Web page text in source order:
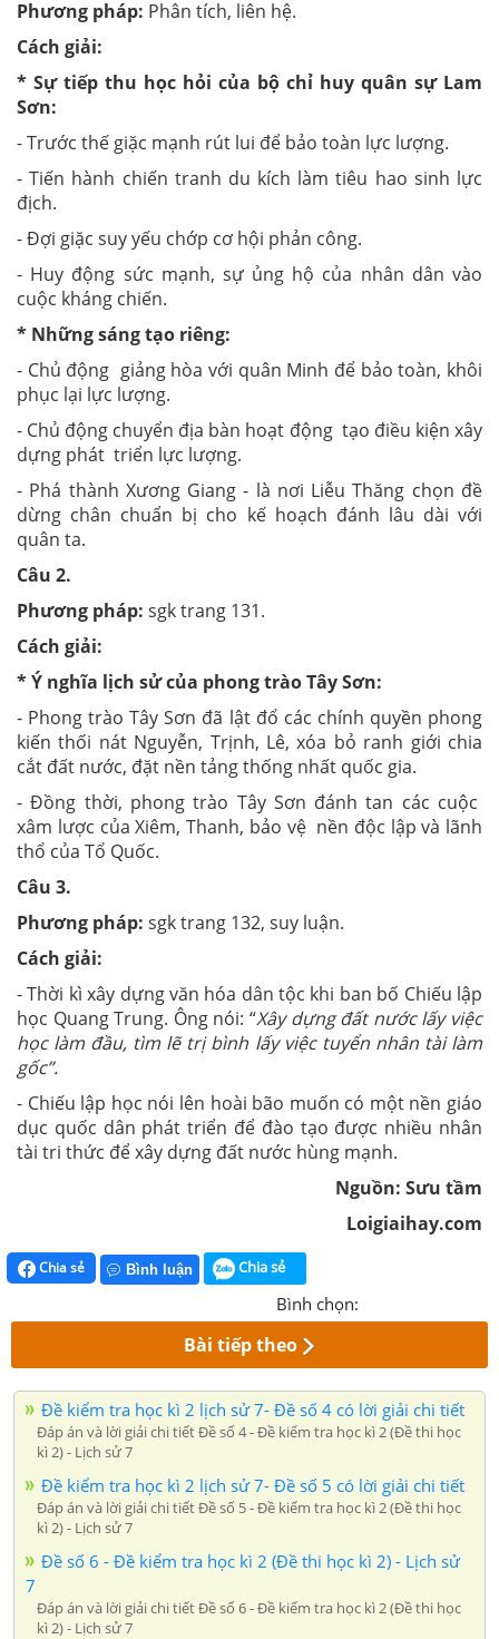
Phương pháp: Phân tích, liên hệ.
Cách giải:
* Sự tiếp thu học hỏi của bộ chỉ huy quân sự Lam
Sơn:
- Trước thế giặc mạnh rút lui để bảo toàn lực lượng.
- Tiến hành chiến tranh du kích làm tiêu hao sinh lực
địch.
- Đợi giặc suy yếu chớp cơ hội phản công.
- Huy động sức mạnh, sự ủng hộ của nhân dân vào
cuộc kháng chiến.
* Những sáng tạo riêng:
- Chủ động giảng hòa với quân Minh để bảo toàn, khôi
phục lại lực lượng.
- Chủ động chuyển địa bàn hoạt động tạo điều kiện xây
dựng phát triển lực lượng.
- Phá thành Xương Giang - là nơi Liễu Thăng chọn đề
dừng chân chuẩn bị cho kế hoạch đánh lâu dài với
quân ta.
Câu 2.
Phương pháp: sgk trang 131.
Cách giải:
* Ý nghĩa lịch sử của phong trào Tây Sơn:
- Phong trào Tây Sơn đã lật đổ các chính quyền phong
kiến thối nát Nguyễn, Trịnh, Lê, xóa bỏ ranh giới chia
cắt đất nước, đặt nền tảng thống nhất quốc gia.
- Đồng thời, phong trào Tây Sơn đánh tan các cuộc
xâm lược của Xiêm, Thanh, bảo vệ nền độc lập và lãnh
thổ của Tổ Quốc.
Câu 3.
Phương pháp: sgk trang 132, suy luận.
Cách giải:
- Thời kì xây dựng văn hóa dân tộc khi ban bố Chiếu lập
học Quang Trung. Ông nói: “Xây dựng đất nước lấy việc
học làm đầu, tìm lẽ trị bình lấy việc tuyển nhân tài làm
gốc”.
- Chiếu lập học nói lên hoài bão muốn có một nền giáo
dục quốc dân phát triển để đào tạo được nhiều nhân
tài tri thức để xây dựng đất nước hùng mạnh.
Nguồn: Sưu tầm
Loigiaihay.com
Chia sẻ Bình luận Chia sẻ
Bình chọn:
Bài tiếp theo
Đề kiểm tra học kì 2 lịch sử 7- Đề số 4 có lời giải chi tiết
Đáp án và lời giải chi tiết Đề số 4 - Đề kiểm tra học kì 2 (Đề thi học
kì 2) - Lịch sử 7
Đề kiểm tra học kì 2 lịch sử 7- Đề số 5 có lời giải chi tiết
Đáp án và lời giải chi tiết Đề số 5 - Đề kiểm tra học kì 2 (Đề thi học
kì 2) - Lịch sử 7
Đề số 6 - Đề kiểm tra học kì 2 (Đề thi học kì 2) - Lịch sử
7
Đáp án và lời giải chi tiết Đề số 6 - Đề kiểm tra học kì 2 (Đề thi học
kì 2) - Lịch sử 7